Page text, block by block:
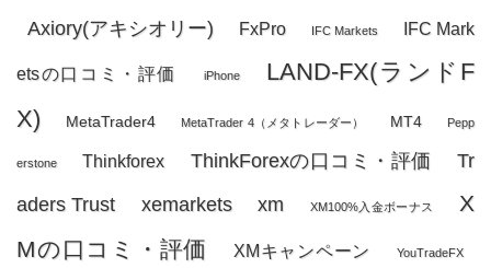
Axiory(アキシオリー) FxPro IFC Markets IFC Mark
etsの口コミ・評価 iPhone
LAND-FX(ランドF
X)
MetaTrader4 MetaTrader 4（メタトレーダー） MT4 Pepp
erstone Thinkforex ThinkForexの口コミ・評価
Tr
aders Trust
xemarkets xm XM100%入金ボーナス
X
Mの口コミ・評価
XMキャンペーン YouTradeFX